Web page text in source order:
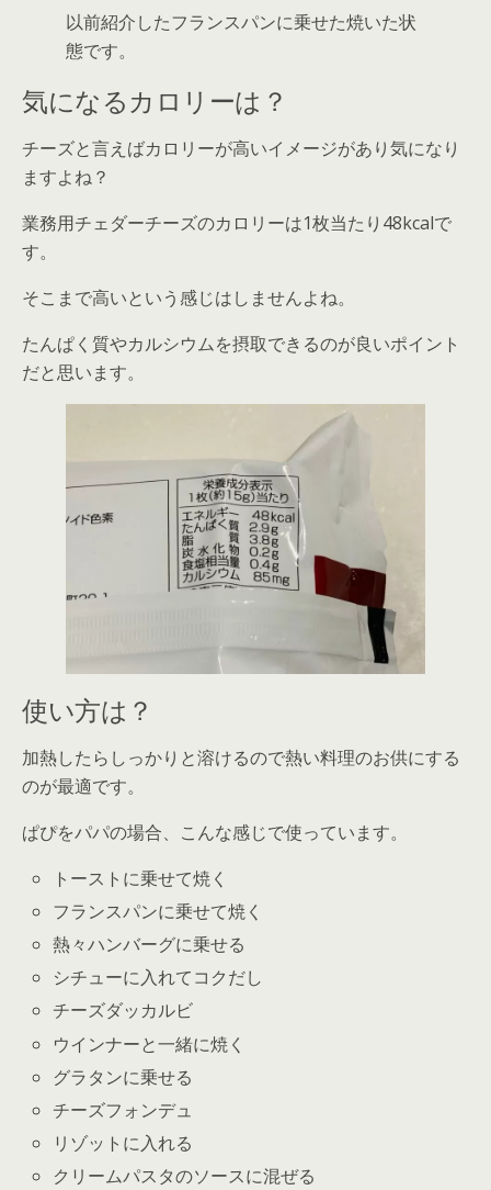
以前紹介したフランスパンに乗せた焼いた状
態です。
気になるカロリーは？
チーズと言えばカロリーが高いイメージがあり気になり
ますよね？
業務用チェダーチーズのカロリーは1枚当たり48kcalで
す。
そこまで高いという感じはしませんよね。
たんぱく質やカルシウムを摂取できるのが良いポイント
だと思います。
使い方は？
加熱したらしっかりと溶けるので熱い料理のお供にする
のが最適です。
ぱぴをパパの場合、こんな感じで使っています。
トーストに乗せて焼く
フランスパンに乗せて焼く
熱々ハンバーグに乗せる
シチューに入れてコクだし
チーズダッカルビ
ウインナーと一緒に焼く
グラタンに乗せる
チーズフォンデュ
リゾットに入れる
クリームパスタのソースに混ぜる